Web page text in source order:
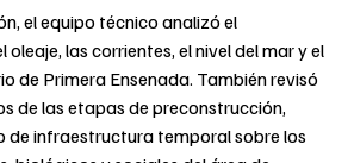
el equipo técnico analizó el
las corrientes, el nivel del mar y el
de Primera Ensenada. También revisó
de las etapas de preconstrucción,
de infraestructura temporal sobre los